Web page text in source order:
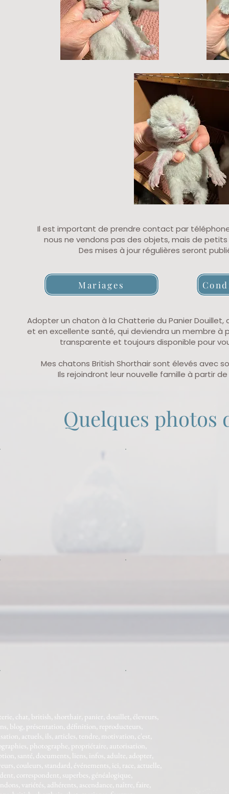
Il est important de prendre contact par
nous ne vendons pas des objets, mais de
Des mises à jour régulières seront
Mariages
Adopter un chaton à la Chatterie du Panier
et en excellente santé, qui deviendra un membre à
transparente et toujours disponible pour
Mes chatons British Shorthair sont élevés avec
Ils rejoindront leur nouvelle famille à partir
Quelques photos
chat, british, shorthair, panier, douillet, éleveurs,
blog, présentation, définition, reproducteurs,
actuels, ils, articles, tendre, motivation, c'est,
photographe, propriétaire, autorisation,
santé, documents, liens, infos, adulte, adopter,
couleurs, standard, événements, ici, race, actuelle,
correspondent, superbes, généalogique,
variétés, adhérents, ascendance, naître, faire,